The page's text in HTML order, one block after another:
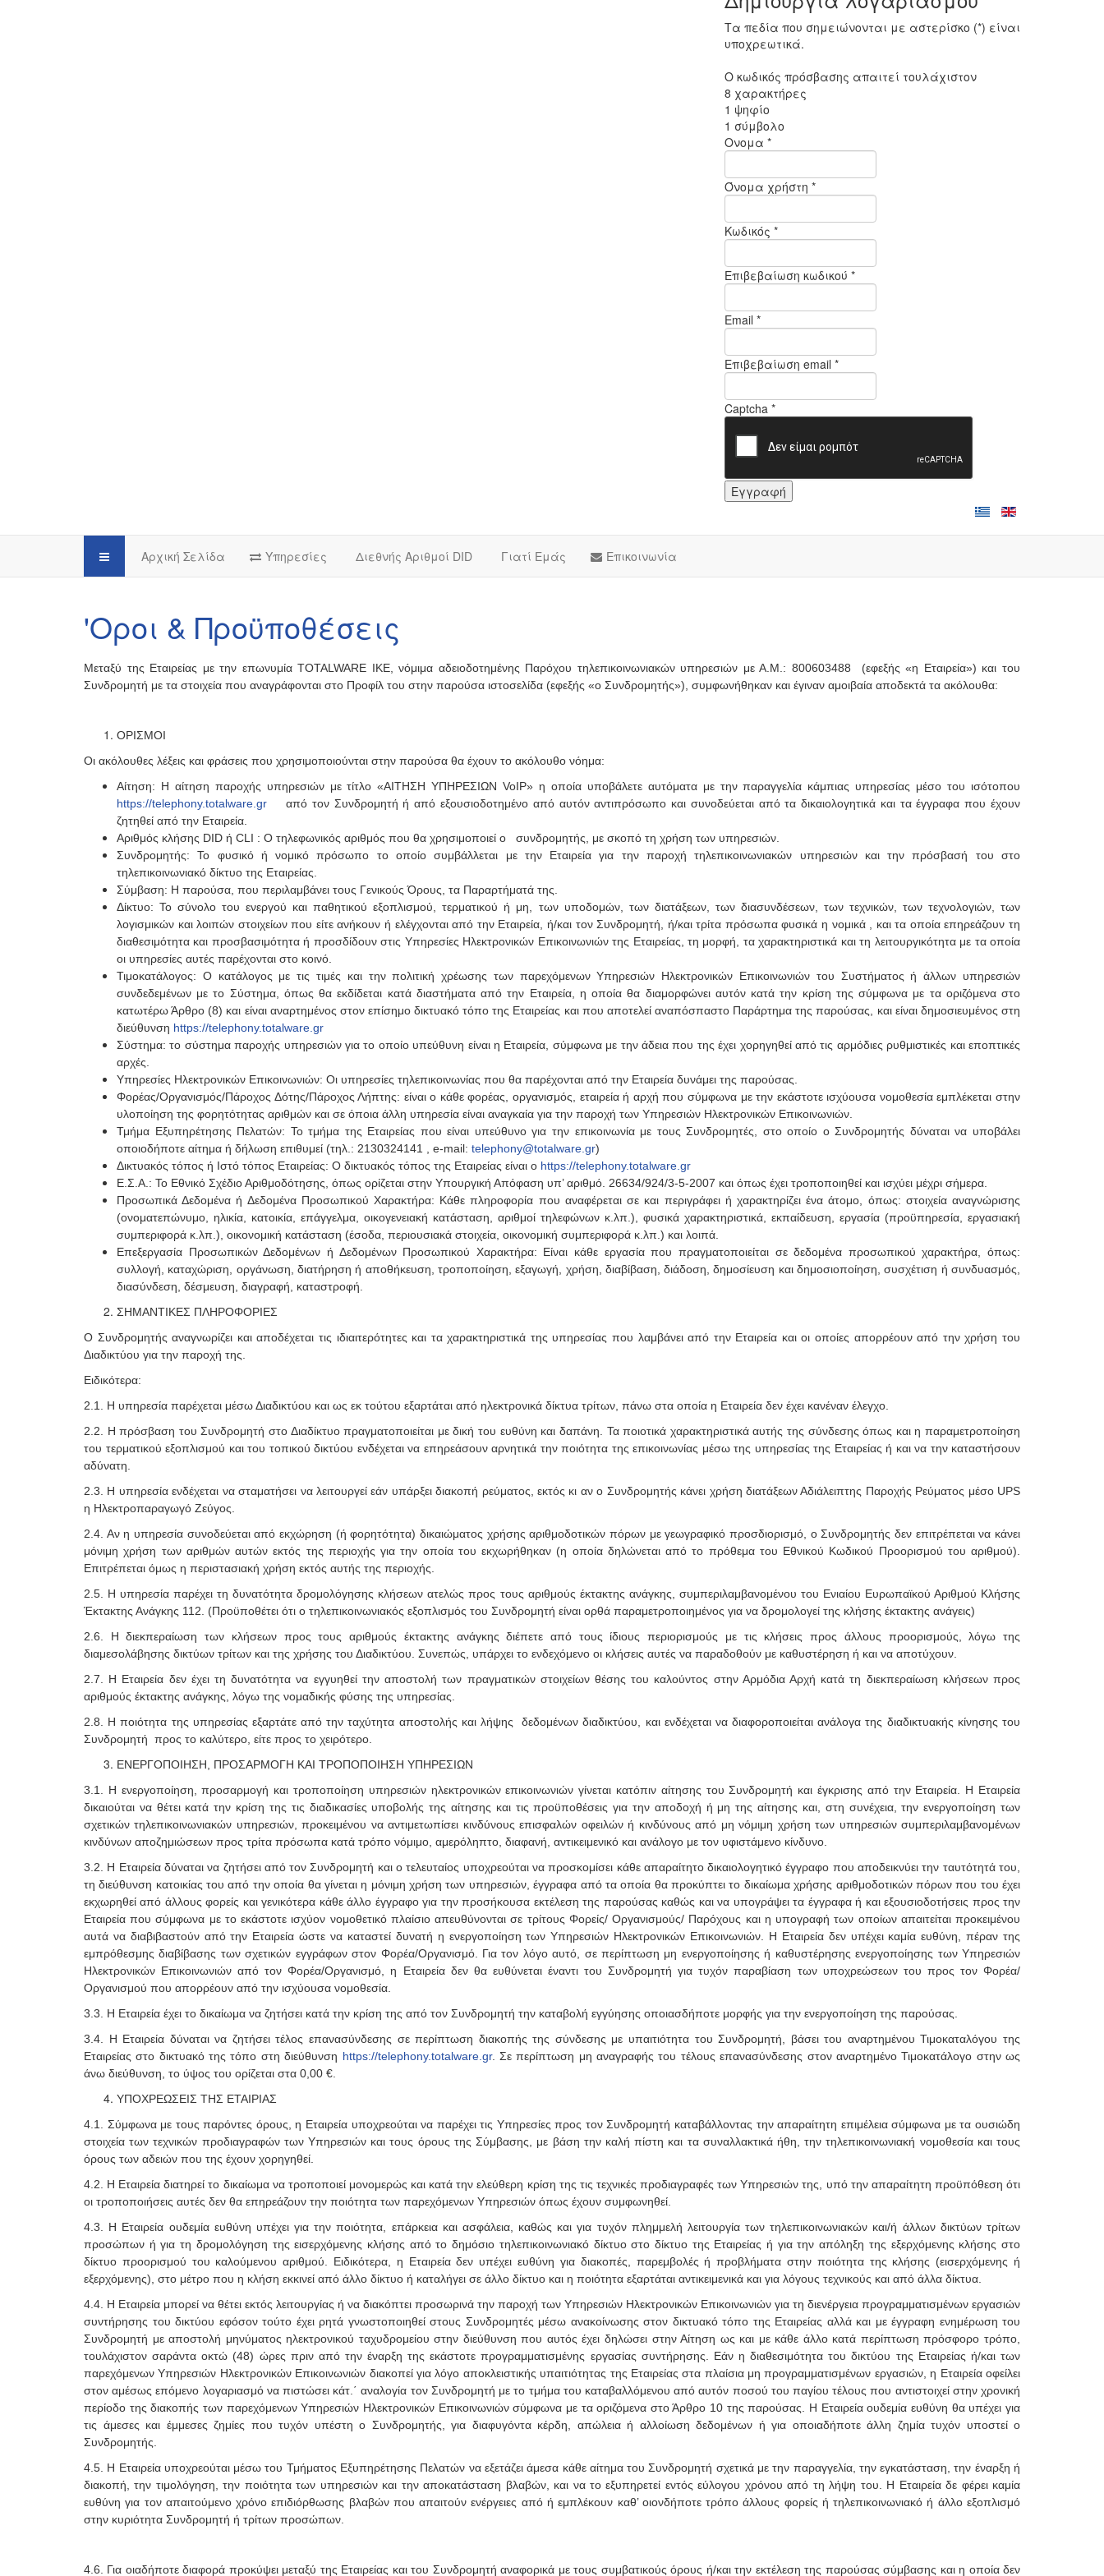
Τα πεδία που σημειώνονται με αστερίσκο (*) είναι
υποχρεωτικά.
Ο κωδικός πρόσβασης απαιτεί τουλάχιστον
8 χαρακτήρες
1 ψηφίο
1 σύμβολο
Ονομα *
Όνομα χρήστη *
Κωδικός *
Επιβεβαίωση κωδικού *
Email *
Επιβεβαίωση email *
Captcha *
Εγγραφή
Αρχική Σελίδα Υπηρεσίες Διεθνής Αριθμοί DID Γιατί Εμάς Επικοινωνία
'Οροι & Προϋποθέσεις
Μεταξύ της Εταιρείας με την επωνυμία TOTALWARE IKE, νόμιμα αδειοδοτημένης Παρόχου τηλεπικοινωνιακών υπηρεσιών με Α.Μ.: 800603488 (εφεξής «η Εταιρεία») και του
Συνδρομητή με τα στοιχεία που αναγράφονται στο Προφίλ του στην παρούσα ιστοσελίδα (εφεξής «ο Συνδρομητής»), συμφωνήθηκαν και έγιναν αμοιβαία αποδεκτά τα ακόλουθα:
ΟΡΙΣΜΟΙ
Οι ακόλουθες λέξεις και φράσεις που χρησιμοποιούνται στην παρούσα θα έχουν το ακόλουθο νόημα:
Αίτηση: Η αίτηση παροχής υπηρεσιών με τίτλο «ΑΙΤΗΣΗ ΥΠΗΡΕΣΙΩΝ VoIP» η οποία υποβάλετε αυτόματα με την παραγγελία κάμπιας υπηρεσίας μέσο του ισότοπου
https://telephony.totalware.gr από τον Συνδρομητή ή από εξουσιοδοτημένο από αυτόν αντιπρόσωπο και συνοδεύεται από τα δικαιολογητικά και τα έγγραφα που έχουν
ζητηθεί από την Εταιρεία.
Αριθμός κλήσης DID ή CLI : O τηλεφωνικός αριθμός που θα χρησιμοποιεί ο συνδρομητής, με σκοπό τη χρήση των υπηρεσιών.
Συνδρομητής: Το φυσικό ή νομικό πρόσωπο το οποίο συμβάλλεται με την Εταιρεία για την παροχή τηλεπικοινωνιακών υπηρεσιών και την πρόσβασή του στο
τηλεπικοινωνιακό δίκτυο της Εταιρείας.
Σύμβαση: Η παρούσα, που περιλαμβάνει τους Γενικούς Όρους, τα Παραρτήματά της.
Δίκτυο: Το σύνολο του ενεργού και παθητικού εξοπλισμού, τερματικού ή μη, των υποδομών, των διατάξεων, των διασυνδέσεων, των τεχνικών, των τεχνολογιών, των
λογισμικών και λοιπών στοιχείων που είτε ανήκουν ή ελέγχονται από την Εταιρεία, ή/και τον Συνδρομητή, ή/και τρίτα πρόσωπα φυσικά η νομικά , και τα οποία επηρεάζουν τη
διαθεσιμότητα και προσβασιμότητα ή προσδίδουν στις Υπηρεσίες Ηλεκτρονικών Επικοινωνιών της Εταιρείας, τη μορφή, τα χαρακτηριστικά και τη λειτουργικότητα με τα οποία
οι υπηρεσίες αυτές παρέχονται στο κοινό.
Τιμοκατάλογος: Ο κατάλογος με τις τιμές και την πολιτική χρέωσης των παρεχόμενων Υπηρεσιών Ηλεκτρονικών Επικοινωνιών του Συστήματος ή άλλων υπηρεσιών
συνδεδεμένων με το Σύστημα, όπως θα εκδίδεται κατά διαστήματα από την Εταιρεία, η οποία θα διαμορφώνει αυτόν κατά την κρίση της σύμφωνα με τα οριζόμενα στο
κατωτέρω Άρθρο (8) και είναι αναρτημένος στον επίσημο δικτυακό τόπο της Εταιρείας και που αποτελεί αναπόσπαστο Παράρτημα της παρούσας, και είναι δημοσιευμένος στη
διεύθυνση https://telephony.totalware.gr
Σύστημα: το σύστημα παροχής υπηρεσιών για το οποίο υπεύθυνη είναι η Εταιρεία, σύμφωνα με την άδεια που της έχει χορηγηθεί από τις αρμόδιες ρυθμιστικές και εποπτικές
αρχές.
Υπηρεσίες Ηλεκτρονικών Επικοινωνιών: Οι υπηρεσίες τηλεπικοινωνίας που θα παρέχονται από την Εταιρεία δυνάμει της παρούσας.
Φορέας/Οργανισμός/Πάροχος Δότης/Πάροχος Λήπτης: είναι ο κάθε φορέας, οργανισμός, εταιρεία ή αρχή που σύμφωνα με την εκάστοτε ισχύουσα νομοθεσία εμπλέκεται στην
υλοποίηση της φορητότητας αριθμών και σε όποια άλλη υπηρεσία είναι αναγκαία για την παροχή των Υπηρεσιών Ηλεκτρονικών Επικοινωνιών.
Τμήμα Εξυπηρέτησης Πελατών: Το τμήμα της Εταιρείας που είναι υπεύθυνο για την επικοινωνία με τους Συνδρομητές, στο οποίο ο Συνδρομητής δύναται να υποβάλει
οποιοδήποτε αίτημα ή δήλωση επιθυμεί (τηλ.: 2130324141 , e-mail: telephony@totalware.gr)
Δικτυακός τόπος ή Ιστό τόπος Εταιρείας: Ο δικτυακός τόπος της Εταιρείας είναι ο https://telephony.totalware.gr
Ε.Σ.Α.: Το Εθνικό Σχέδιο Αριθμοδότησης, όπως ορίζεται στην Υπουργική Απόφαση υπ’ αριθμό. 26634/924/3-5-2007 και όπως έχει τροποποιηθεί και ισχύει μέχρι σήμερα.
Προσωπικά Δεδομένα ή Δεδομένα Προσωπικού Χαρακτήρα: Κάθε πληροφορία που αναφέρεται σε και περιγράφει ή χαρακτηρίζει ένα άτομο, όπως: στοιχεία αναγνώρισης
(ονοματεπώνυμο, ηλικία, κατοικία, επάγγελμα, οικογενειακή κατάσταση, αριθμοί τηλεφώνων κ.λπ.), φυσικά χαρακτηριστικά, εκπαίδευση, εργασία (προϋπηρεσία, εργασιακή
συμπεριφορά κ.λπ.), οικονομική κατάσταση (έσοδα, περιουσιακά στοιχεία, οικονομική συμπεριφορά κ.λπ.) και λοιπά.
Επεξεργασία Προσωπικών Δεδομένων ή Δεδομένων Προσωπικού Χαρακτήρα: Είναι κάθε εργασία που πραγματοποιείται σε δεδομένα προσωπικού χαρακτήρα, όπως:
συλλογή, καταχώριση, οργάνωση, διατήρηση ή αποθήκευση, τροποποίηση, εξαγωγή, χρήση, διαβίβαση, διάδοση, δημοσίευση και δημοσιοποίηση, συσχέτιση ή συνδυασμός,
διασύνδεση, δέσμευση, διαγραφή, καταστροφή.
ΣΗΜΑΝΤΙΚΕΣ ΠΛΗΡΟΦΟΡΙΕΣ
Ο Συνδρομητής αναγνωρίζει και αποδέχεται τις ιδιαιτερότητες και τα χαρακτηριστικά της υπηρεσίας που λαμβάνει από την Εταιρεία και οι οποίες απορρέουν από την χρήση του
Διαδικτύου για την παροχή της.
Ειδικότερα:
2.1. Η υπηρεσία παρέχεται μέσω Διαδικτύου και ως εκ τούτου εξαρτάται από ηλεκτρονικά δίκτυα τρίτων, πάνω στα οποία η Εταιρεία δεν έχει κανέναν έλεγχο.
2.2. Η πρόσβαση του Συνδρομητή στο Διαδίκτυο πραγματοποιείται με δική του ευθύνη και δαπάνη. Τα ποιοτικά χαρακτηριστικά αυτής της σύνδεσης όπως και η παραμετροποίηση
του τερματικού εξοπλισμού και του τοπικού δικτύου ενδέχεται να επηρεάσουν αρνητικά την ποιότητα της επικοινωνίας μέσω της υπηρεσίας της Εταιρείας ή και να την καταστήσουν
αδύνατη.
2.3. Η υπηρεσία ενδέχεται να σταματήσει να λειτουργεί εάν υπάρξει διακοπή ρεύματος, εκτός κι αν ο Συνδρομητής κάνει χρήση διατάξεων Αδιάλειπτης Παροχής Ρεύματος μέσο UPS
η Ηλεκτροπαραγωγό Ζεύγος.
2.4. Αν η υπηρεσία συνοδεύεται από εκχώρηση (ή φορητότητα) δικαιώματος χρήσης αριθμοδοτικών πόρων με γεωγραφικό προσδιορισμό, ο Συνδρομητής δεν επιτρέπεται να κάνει
μόνιμη χρήση των αριθμών αυτών εκτός της περιοχής για την οποία του εκχωρήθηκαν (η οποία δηλώνεται από το πρόθεμα του Εθνικού Κωδικού Προορισμού του αριθμού).
Επιτρέπεται όμως η περιστασιακή χρήση εκτός αυτής της περιοχής.
2.5. Η υπηρεσία παρέχει τη δυνατότητα δρομολόγησης κλήσεων ατελώς προς τους αριθμούς έκτακτης ανάγκης, συμπεριλαμβανομένου του Ενιαίου Ευρωπαϊκού Αριθμού Κλήσης
Έκτακτης Ανάγκης 112. (Προϋποθέτει ότι ο τηλεπικοινωνιακός εξοπλισμός του Συνδρομητή είναι ορθά παραμετροποιημένος για να δρομολογεί της κλήσης έκτακτης ανάγεις)
2.6. Η διεκπεραίωση των κλήσεων προς τους αριθμούς έκτακτης ανάγκης διέπετε από τους ίδιους περιορισμούς με τις κλήσεις προς άλλους προορισμούς, λόγω της
διαμεσολάβησης δικτύων τρίτων και της χρήσης του Διαδικτύου. Συνεπώς, υπάρχει το ενδεχόμενο οι κλήσεις αυτές να παραδοθούν με καθυστέρηση ή και να αποτύχουν.
2.7. Η Εταιρεία δεν έχει τη δυνατότητα να εγγυηθεί την αποστολή των πραγματικών στοιχείων θέσης του καλούντος στην Αρμόδια Αρχή κατά τη διεκπεραίωση κλήσεων προς
αριθμούς έκτακτης ανάγκης, λόγω της νομαδικής φύσης της υπηρεσίας.
2.8. Η ποιότητα της υπηρεσίας εξαρτάτε από την ταχύτητα αποστολής και λήψης δεδομένων διαδικτύου, και ενδέχεται να διαφοροποιείται ανάλογα της διαδικτυακής κίνησης του
Συνδρομητή προς το καλύτερο, είτε προς το χειρότερο.
ΕΝΕΡΓΟΠΟΙΗΣΗ, ΠΡΟΣΑΡΜΟΓΗ ΚΑΙ ΤΡΟΠΟΠΟΙΗΣΗ ΥΠΗΡΕΣΙΩΝ
3.1. Η ενεργοποίηση, προσαρμογή και τροποποίηση υπηρεσιών ηλεκτρονικών επικοινωνιών γίνεται κατόπιν αίτησης του Συνδρομητή και έγκρισης από την Εταιρεία. Η Εταιρεία
δικαιούται να θέτει κατά την κρίση της τις διαδικασίες υποβολής της αίτησης και τις προϋποθέσεις για την αποδοχή ή μη της αίτησης και, στη συνέχεια, την ενεργοποίηση των
σχετικών τηλεπικοινωνιακών υπηρεσιών, προκειμένου να αντιμετωπίσει κινδύνους επισφαλών οφειλών ή κινδύνους από μη νόμιμη χρήση των υπηρεσιών συμπεριλαμβανομένων
κινδύνων αποζημιώσεων προς τρίτα πρόσωπα κατά τρόπο νόμιμο, αμερόληπτο, διαφανή, αντικειμενικό και ανάλογο με τον υφιστάμενο κίνδυνο.
3.2. Η Εταιρεία δύναται να ζητήσει από τον Συνδρομητή και ο τελευταίος υποχρεούται να προσκομίσει κάθε απαραίτητο δικαιολογητικό έγγραφο που αποδεικνύει την ταυτότητά του,
τη διεύθυνση κατοικίας του από την οποία θα γίνεται η μόνιμη χρήση των υπηρεσιών, έγγραφα από τα οποία θα προκύπτει το δικαίωμα χρήσης αριθμοδοτικών πόρων που του έχει
εκχωρηθεί από άλλους φορείς και γενικότερα κάθε άλλο έγγραφο για την προσήκουσα εκτέλεση της παρούσας καθώς και να υπογράψει τα έγγραφα ή και εξουσιοδοτήσεις προς την
Εταιρεία που σύμφωνα με το εκάστοτε ισχύον νομοθετικό πλαίσιο απευθύνονται σε τρίτους Φορείς/ Οργανισμούς/ Παρόχους και η υπογραφή των οποίων απαιτείται προκειμένου
αυτά να διαβιβαστούν από την Εταιρεία ώστε να καταστεί δυνατή η ενεργοποίηση των Υπηρεσιών Ηλεκτρονικών Επικοινωνιών. Η Εταιρεία δεν υπέχει καμία ευθύνη, πέραν της
εμπρόθεσμης διαβίβασης των σχετικών εγγράφων στον Φορέα/Οργανισμό. Για τον λόγο αυτό, σε περίπτωση μη ενεργοποίησης ή καθυστέρησης ενεργοποίησης των Υπηρεσιών
Ηλεκτρονικών Επικοινωνιών από τον Φορέα/Οργανισμό, η Εταιρεία δεν θα ευθύνεται έναντι του Συνδρομητή για τυχόν παραβίαση των υποχρεώσεων του προς τον Φορέα/
Οργανισμού που απορρέουν από την ισχύουσα νομοθεσία.
3.3. H Εταιρεία έχει το δικαίωμα να ζητήσει κατά την κρίση της από τον Συνδρομητή την καταβολή εγγύησης οποιασδήποτε μορφής για την ενεργοποίηση της παρούσας.
3.4. H Εταιρεία δύναται να ζητήσει τέλος επανασύνδεσης σε περίπτωση διακοπής της σύνδεσης με υπαιτιότητα του Συνδρομητή, βάσει του αναρτημένου Τιμοκαταλόγου της
Εταιρείας στο δικτυακό της τόπο στη διεύθυνση https://telephony.totalware.gr. Σε περίπτωση μη αναγραφής του τέλους επανασύνδεσης στον αναρτημένο Τιμοκατάλογο στην ως
άνω διεύθυνση, το ύψος του ορίζεται στα 0,00 €.
ΥΠΟΧΡΕΩΣΕΙΣ ΤΗΣ ΕΤΑΙΡΙΑΣ
4.1. Σύμφωνα με τους παρόντες όρους, η Εταιρεία υποχρεούται να παρέχει τις Υπηρεσίες προς τον Συνδρομητή καταβάλλοντας την απαραίτητη επιμέλεια σύμφωνα με τα ουσιώδη
στοιχεία των τεχνικών προδιαγραφών των Υπηρεσιών και τους όρους της Σύμβασης, με βάση την καλή πίστη και τα συναλλακτικά ήθη, την τηλεπικοινωνιακή νομοθεσία και τους
όρους των αδειών που της έχουν χορηγηθεί.
4.2. Η Εταιρεία διατηρεί το δικαίωμα να τροποποιεί μονομερώς και κατά την ελεύθερη κρίση της τις τεχνικές προδιαγραφές των Υπηρεσιών της, υπό την απαραίτητη προϋπόθεση ότι
οι τροποποιήσεις αυτές δεν θα επηρεάζουν την ποιότητα των παρεχόμενων Υπηρεσιών όπως έχουν συμφωνηθεί.
4.3. Η Εταιρεία ουδεμία ευθύνη υπέχει για την ποιότητα, επάρκεια και ασφάλεια, καθώς και για τυχόν πλημμελή λειτουργία των τηλεπικοινωνιακών και/ή άλλων δικτύων τρίτων
προσώπων ή για τη δρομολόγηση της εισερχόμενης κλήσης από το δημόσιο τηλεπικοινωνιακό δίκτυο στο δίκτυο της Εταιρείας ή για την απόληξη της εξερχόμενης κλήσης στο
δίκτυο προορισμού του καλούμενου αριθμού. Ειδικότερα, η Εταιρεία δεν υπέχει ευθύνη για διακοπές, παρεμβολές ή προβλήματα στην ποιότητα της κλήσης (εισερχόμενης ή
εξερχόμενης), στο μέτρο που η κλήση εκκινεί από άλλο δίκτυο ή καταλήγει σε άλλο δίκτυο και η ποιότητα εξαρτάται αντικειμενικά και για λόγους τεχνικούς και από άλλα δίκτυα.
4.4. Η Εταιρεία μπορεί να θέτει εκτός λειτουργίας ή να διακόπτει προσωρινά την παροχή των Υπηρεσιών Ηλεκτρονικών Επικοινωνιών για τη διενέργεια προγραμματισμένων εργασιών
συντήρησης του δικτύου εφόσον τούτο έχει ρητά γνωστοποιηθεί στους Συνδρομητές μέσω ανακοίνωσης στον δικτυακό τόπο της Εταιρείας αλλά και με έγγραφη ενημέρωση του
Συνδρομητή με αποστολή μηνύματος ηλεκτρονικού ταχυδρομείου στην διεύθυνση που αυτός έχει δηλώσει στην Αίτηση ως και με κάθε άλλο κατά περίπτωση πρόσφορο τρόπο,
τουλάχιστον σαράντα οκτώ (48) ώρες πριν από την έναρξη της εκάστοτε προγραμματισμένης εργασίας συντήρησης. Εάν η διαθεσιμότητα του δικτύου της Εταιρείας ή/και των
παρεχόμενων Υπηρεσιών Ηλεκτρονικών Επικοινωνιών διακοπεί για λόγο αποκλειστικής υπαιτιότητας της Εταιρείας στα πλαίσια μη προγραμματισμένων εργασιών, η Εταιρεία οφείλει
στον αμέσως επόμενο λογαριασμό να πιστώσει κάτ.΄ αναλογία τον Συνδρομητή με το τμήμα του καταβαλλόμενου από αυτόν ποσού του παγίου τέλους που αντιστοιχεί στην χρονική
περίοδο της διακοπής των παρεχόμενων Υπηρεσιών Ηλεκτρονικών Επικοινωνιών σύμφωνα με τα οριζόμενα στο Άρθρο 10 της παρούσας. H Εταιρεία ουδεμία ευθύνη θα υπέχει για
τις άμεσες και έμμεσες ζημίες που τυχόν υπέστη ο Συνδρομητής, για διαφυγόντα κέρδη, απώλεια ή αλλοίωση δεδομένων ή για οποιαδήποτε άλλη ζημία τυχόν υποστεί ο
Συνδρομητής.
4.5. Η Εταιρεία υποχρεούται μέσω του Τμήματος Εξυπηρέτησης Πελατών να εξετάζει άμεσα κάθε αίτημα του Συνδρομητή σχετικά με την παραγγελία, την εγκατάσταση, την έναρξη ή
διακοπή, την τιμολόγηση, την ποιότητα των υπηρεσιών και την αποκατάσταση βλαβών, και να το εξυπηρετεί εντός εύλογου χρόνου από τη λήψη του. Η Εταιρεία δε φέρει καμία
ευθύνη για τον απαιτούμενο χρόνο επιδιόρθωσης βλαβών που απαιτούν ενέργειες από ή εμπλέκουν καθ’ οιονδήποτε τρόπο άλλους φορείς ή τηλεπικοινωνιακό ή άλλο εξοπλισμό
στην κυριότητα Συνδρομητή ή τρίτων προσώπων.
4.6. Για οιαδήποτε διαφορά προκύψει μεταξύ της Εταιρείας και του Συνδρομητή αναφορικά με τους συμβατικούς όρους ή/και την εκτέλεση της παρούσας σύμβασης και η οποία δεν